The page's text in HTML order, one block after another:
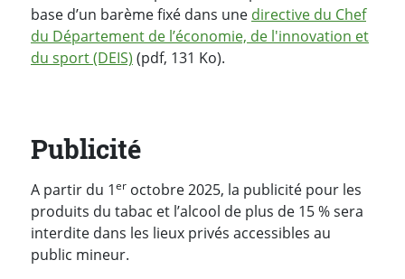
base d’un barème fixé dans une directive du Chef
du Département de l’économie, de l'innovation et
du sport (DEIS) (pdf, 131 Ko).
Publicité
A partir du 1er octobre 2025, la publicité pour les
produits du tabac et l’alcool de plus de 15 % sera
interdite dans les lieux privés accessibles au
public mineur.